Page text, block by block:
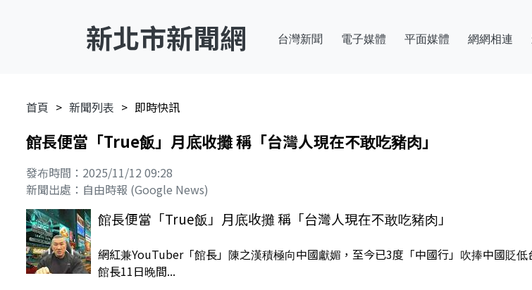
新北市新聞網 台灣新聞 電子媒體 平面媒體 網網相連
首頁 新聞列表 即時快訊
館長便當「True飯」月底收攤 稱「台灣人現在不敢吃豬肉」
發布時間：2025/11/12 09:28
新聞出處：自由時報 (Google News)
館長便當「True飯」月底收攤 稱「台灣人現在不敢吃豬肉」
網紅兼YouTuber「館長」陳之漢積極向中國獻媚，至今已3度「中國行」吹捧中國貶
館長11日晚間...